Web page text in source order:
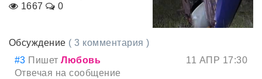
1667
0
Обсуждение ( 3 комментария )
#3 ПишетЛюбовь
11 АПР 17:30
Отвечая на сообщение